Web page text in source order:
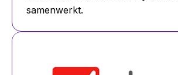
samenwerkt.